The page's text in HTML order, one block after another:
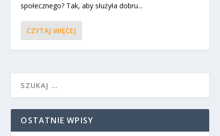
społecznego? Tak, aby służyła dobru...
CZYTAJ WIĘCEJ
OSTATNIE WPISY